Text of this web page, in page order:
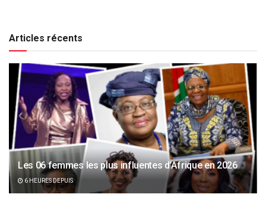
Articles récents
Les 06 femmes les plus influentes d’Afrique en 2026
6 HEURES DEPUIS